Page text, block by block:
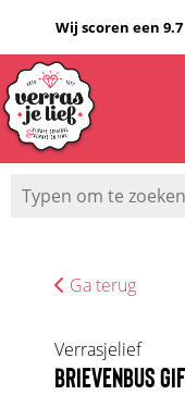
Wij scoren een 9.7
Ga terug
Verrasjelief
BRIEVENBUS